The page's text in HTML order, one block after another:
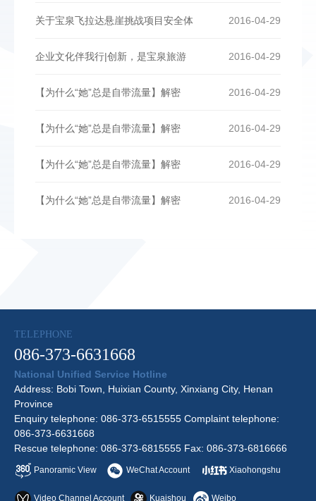
2016-04-29
关于宝泉飞拉达悬崖挑战项目安全体
2016-04-29
企业文化伴我行|创新，是宝泉旅游
2016-04-29
【为什么“她”总是自带流量】解密
2016-04-29
【为什么“她”总是自带流量】解密
2016-04-29
【为什么“她”总是自带流量】解密
2016-04-29
【为什么“她”总是自带流量】解密
TELEPHONE
086-373-6631668
National Unified Service Hotline
Address: Bobi Town, Huixian County, Xinxiang City, Henan
Province
Enquiry telephone: 086-373-6515555 Complaint telephone:
086-373-6631668
Rescue telephone: 086-373-6815555 Fax: 086-373-6816666
Panoramic View WeChat Account Xiaohongshu
Video Channel Account Kuaishou Weibo